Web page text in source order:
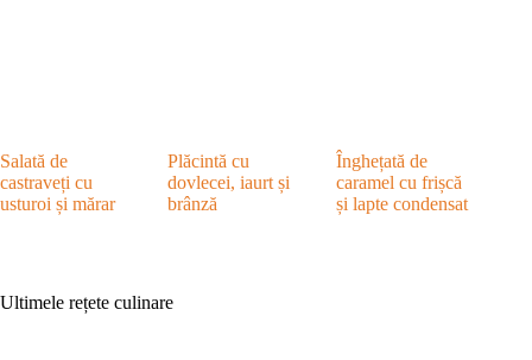
Salată de
castraveți cu
usturoi și mărar
Plăcintă cu
dovlecei, iaurt și
brânză
Înghețată de
caramel cu frișcă
și lapte condensat
Ultimele rețete culinare